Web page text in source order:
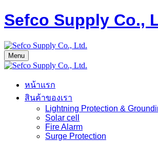
Sefco Supply Co.,
Menu
หน้าแรก
สินค้าของเรา
Lightning Protection &
Solar cell
Fire Alarm
Surge Protection